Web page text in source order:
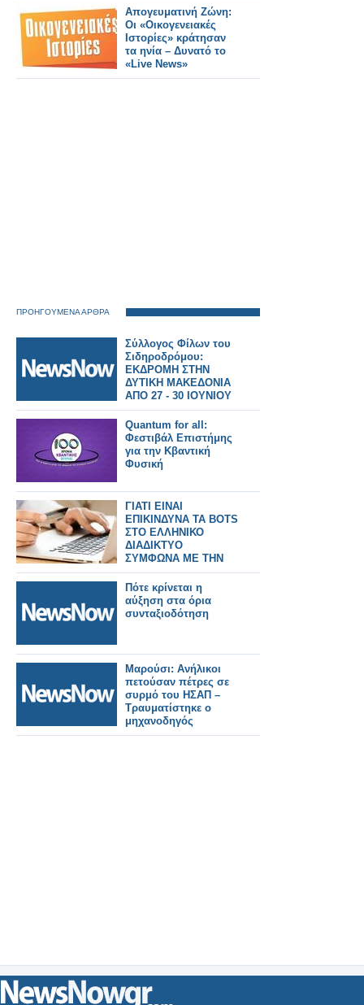
Δείτε το τρέιλερ
Απογευματινή Ζώνη:
Οι «Οικογενειακές
Ιστορίες» κράτησαν
τα ηνία – Δυνατό το
«Live News»
ΠΡΟΗΓΟΥΜΕΝΑ ΑΡΘΡΑ
Σύλλογος Φίλων του
Σιδηροδρόμου:
ΕΚΔΡΟΜΗ ΣΤΗΝ
ΔΥΤΙΚΗ ΜΑΚΕΔΟΝΙΑ
ΑΠΟ 27 - 30 ΙΟΥΝΙΟΥ
2025
Quantum for all:
Φεστιβάλ Επιστήμης
για την Κβαντική
Φυσική
ΓΙΑΤΙ ΕΙΝΑΙ
ΕΠΙΚΙΝΔΥΝΑ ΤΑ BOTS
ΣΤΟ ΕΛΛΗΝΙΚΟ
ΔΙΑΔΙΚΤΥΟ
ΣΥΜΦΩΝΑ ΜΕ ΤΗΝ
ΕΛ.ΑΣ.
Πότε κρίνεται η
αύξηση στα όρια
συνταξιοδότηση
Μαρούσι: Ανήλικοι
πετούσαν πέτρες σε
συρμό του ΗΣΑΠ –
Τραυματίστηκε ο
μηχανοδηγός